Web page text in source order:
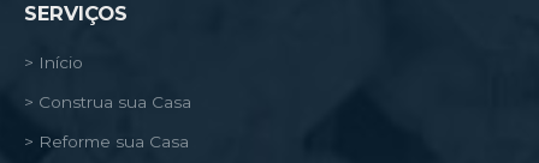
SERVIÇOS
> Início
> Construa sua Casa
> Reforme sua Casa